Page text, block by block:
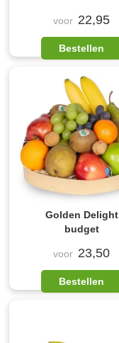
voor 22,95
Bestellen
Golden Delight
budget
voor 23,50
Bestellen